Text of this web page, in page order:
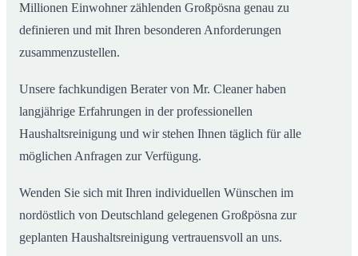
Millionen Einwohner zählenden Großpösna genau zu
definieren und mit Ihren besonderen Anforderungen
zusammenzustellen.
Unsere fachkundigen Berater von Mr. Cleaner haben
langjährige Erfahrungen in der professionellen
Haushaltsreinigung und wir stehen Ihnen täglich für alle
möglichen Anfragen zur Verfügung.
Wenden Sie sich mit Ihren individuellen Wünschen im
nordöstlich von Deutschland gelegenen Großpösna zur
geplanten Haushaltsreinigung vertrauensvoll an uns.